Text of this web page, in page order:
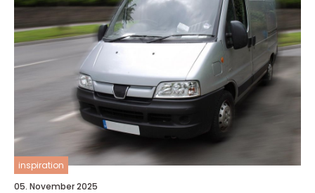
inspiration
05. November 2025